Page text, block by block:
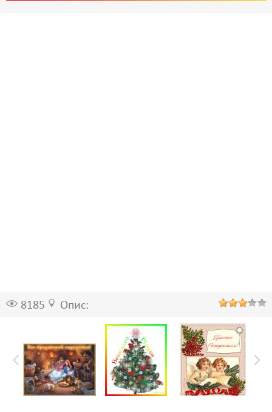
8185 Опис: